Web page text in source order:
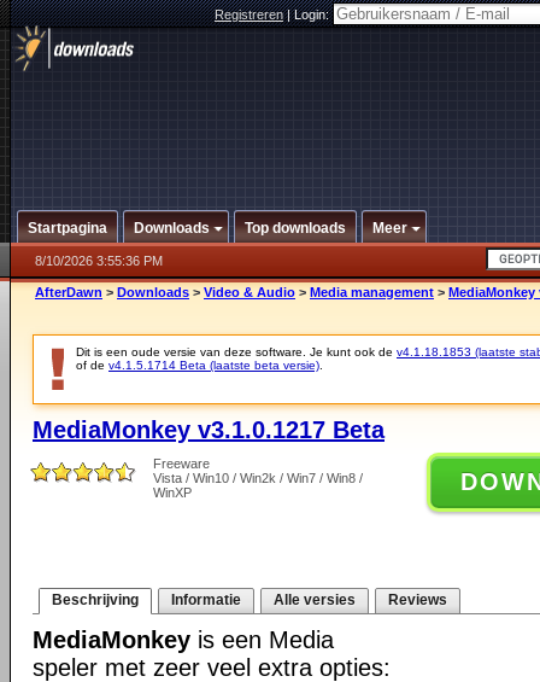
Registreren|Login:
Startpagina Downloads Top downloads Meer
8/10/2026 3:55:36 PM
AfterDawn > Downloads > Video & Audio > Media management > MediaMonkey
Dit is een oude versie van deze software. Je kunt ook de v4.1.18.1853 (laatste
of de v4.1.5.1714 Beta (laatste beta versie)
MediaMonkey v3.1.0.1217 Beta
Freeware
Vista / Win10 / Win2k / Win7 / Win8 /
WinXP
Beschrijving Informatie Alle versies Reviews
MediaMonkey is een Media
speler met zeer veel extra opties: